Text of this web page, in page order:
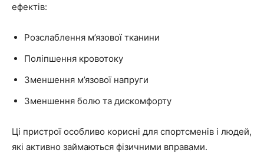
ефектів:
Розслаблення м’язової тканини
Поліпшення кровотоку
Зменшення м’язової напруги
Зменшення болю та дискомфорту
Ці пристрої особливо корисні для спортсменів і людей,
які активно займаються фізичними вправами.